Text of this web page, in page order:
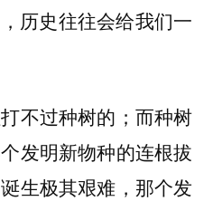
历史往往会给我们一
不过种树的；而种树
发明新物种的连根拔
生极其艰难，那个发